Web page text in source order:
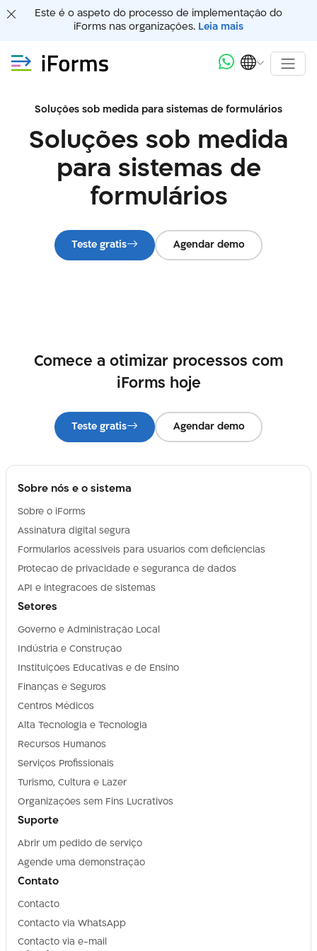
Este é o aspeto do processo de implementação do
iForms nas organizações. Leia mais
Soluções sob medida para sistemas de formulários
Soluções sob medida
para sistemas de
formulários
Teste gratis Agendar demo
Comece a otimizar processos com
iForms hoje
Teste gratis Agendar demo
Sobre nós e o sistema
Sobre o iForms
Assinatura digital segura
Formularios acessiveis para usuarios com deficiencias
Protecao de privacidade e seguranca de dados
API e integracoes de sistemas
Setores
Governo e Administração Local
Indústria e Construção
Instituições Educativas e de Ensino
Finanças e Seguros
Centros Médicos
Alta Tecnologia e Tecnologia
Recursos Humanos
Serviços Profissionais
Turismo, Cultura e Lazer
Organizações sem Fins Lucrativos
Suporte
Abrir um pedido de serviço
Agende uma demonstração
Contato
Contacto
Contacto via WhatsApp
Contacto via e-mail